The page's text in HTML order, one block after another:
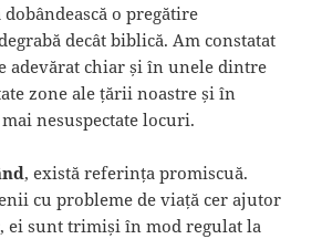
dobândească o pregătire
decât biblică. Am constatat
adevărat chiar și în unele dintre
zone ale țării noastre și în
nesuspectate locuri.
, există referința promiscuă.
cu probleme de viață cer ajutor
ei sunt trimiși în mod regulat la